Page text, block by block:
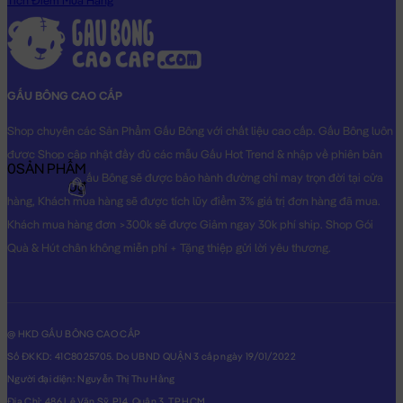
GẤU BÔNG CAO CẤP
Shop chuyên các Sản Phẩm Gấu Bông với chất liệu cao cấp. Gấu Bông luôn
được Shop cập nhật đầy đủ các mẫu Gấu Hot Trend & nhập về phiên bản
Original nhất. Gấu Bông sẽ được bảo hành đường chỉ may trọn đời tại cửa
hàng, Khách mua hàng sẽ được tích lũy điểm 3% giá trị đơn hàng đã mua.
Khách mua hàng đơn >300k sẽ được Giảm ngay 30k phí ship. Shop Gói
Quà & Hút chân không miễn phí + Tặng thiệp gửi lời yêu thương.
@ HKD GẤU BÔNG CAO CẤP
Số ĐKKD: 41C8025705. Do UBND QUẬN 3 cấp ngày 19/01/2022
Người đại diện: Nguyễn Thị Thu Hằng
0SẢN PHẨM
0₫